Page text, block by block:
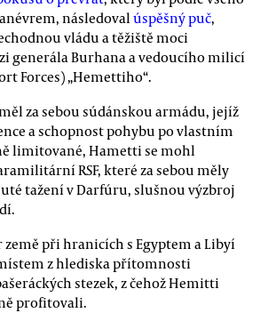
následoval úspěšný puč,
vládu a těžiště moci
generála Burhana a vedoucího milicí
Forces) „Hemettiho“.
za sebou súdánskou armádu, jejíž
a schopnost pohybu po vlastním
limitované, Hametti se mohl
RSF, které za sebou měly
tažení v Darfúru, slušnou výzbroj
země při hranicích s Egyptem a Libyí
z hlediska přítomnosti
stezek, z čehož Hemitti
profitovali.